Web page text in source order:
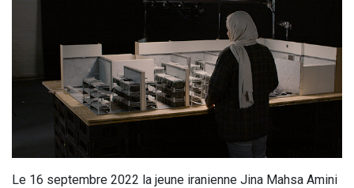
Le 16 septembre 2022 la jeune iranienne Jina Mahsa Amini